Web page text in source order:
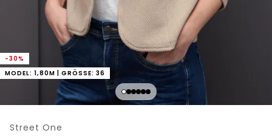
-30%
MODEL: 1,80M | GRÖSSE: 36
Street One